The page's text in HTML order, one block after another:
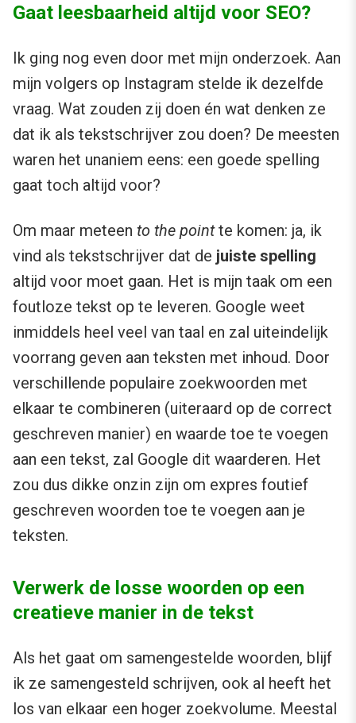
Gaat leesbaarheid altijd voor SEO?
Ik ging nog even door met mijn onderzoek. Aan
mijn volgers op Instagram stelde ik dezelfde
vraag. Wat zouden zij doen én wat denken ze
dat ik als tekstschrijver zou doen? De meesten
waren het unaniem eens: een goede spelling
gaat toch altijd voor?
Om maar meteen to the pointte komen: ja, ik
vind als tekstschrijver dat de juiste spelling
altijd voor moet gaan. Het is mijn taak om een
foutloze tekst op te leveren. Google weet
inmiddels heel veel van taal en zal uiteindelijk
voorrang geven aan teksten met inhoud. Door
verschillende populaire zoekwoorden met
elkaar te combineren (uiteraard op de correct
geschreven manier) en waarde toe te voegen
aan een tekst, zal Google dit waarderen. Het
zou dus dikke onzin zijn om expres foutief
geschreven woorden toe te voegen aan je
teksten.
Verwerk de losse woorden op een
creatieve manier in de tekst
Als het gaat om samengestelde woorden, blijf
ik ze samengesteld schrijven, ook al heeft het
los van elkaar een hoger zoekvolume. Meestal